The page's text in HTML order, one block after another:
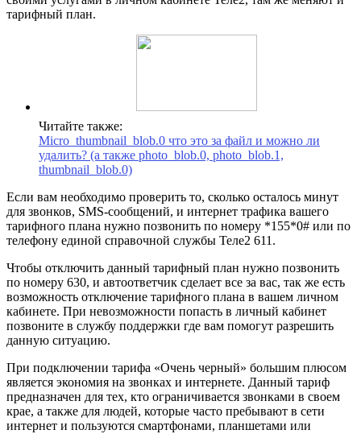
тарифный план.
Читайте также:
Micro_thumbnail_blob.0 что это за файл и можно ли
удалить? (а также photo_blob.0, photo_blob.1,
thumbnail_blob.0)
Если вам необходимо проверить то, сколько осталось минут
для звонков, SMS-сообщений, и интернет трафика вашего
тарифного плана нужно позвонить по номеру *155*0# или по
телефону единой справочной службы Теле2 611.
Чтобы отключить данный тарифный план нужно позвонить
по номеру 630, и автоответчик сделает все за вас, так же есть
возможность отключение тарифного плана в вашем личном
кабинете. При невозможности попасть в личный кабинет
позвоните в службу поддержки где вам помогут разрешить
данную ситуацию.
При подключении тарифа «Очень черный» большим плюсом
является экономия на звонках и интернете. Данный тариф
предназначен для тех, кто ограничивается звонками в своем
крае, а также для людей, которые часто пребывают в сети
интернет и пользуются смартфонами, планшетами или